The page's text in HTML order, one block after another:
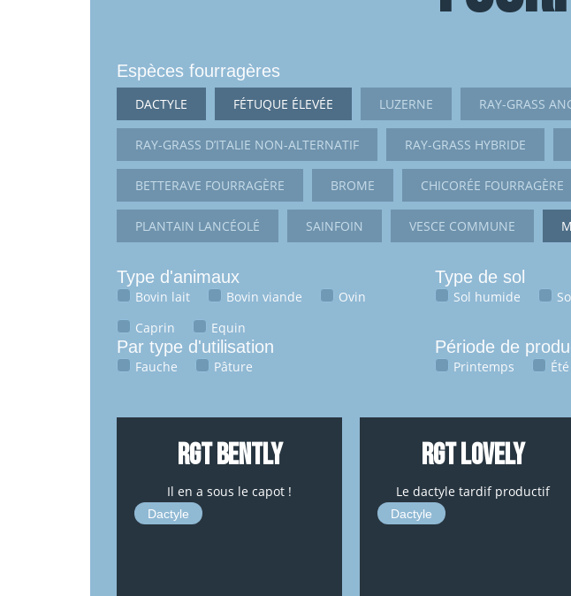
Espèces fourragères
DACTYLE FÉTUQUE ÉLEVÉE LUZERNE RAY-GRASS
RAY-GRASS D’ITALIE NON-ALTERNATIF RAY-GRASS HYBRIDE
BETTERAVE FOURRAGÈRE BROME CHICORÉE FOURRAGÈRE
PLANTAIN LANCÉOLÉ SAINFOIN VESCE COMMUNE
Type d'animaux
Bovin lait Bovin viande
Ovin
Caprin
Equin
Type de sol
Sol humide
Par type d'utilisation
Fauche Pâture
Période de
Printemps Été
RGT BENTLY
Il en a sous le capot !
Dactyle
RGT LOVELY
Le dactyle tardif productif
Dactyle